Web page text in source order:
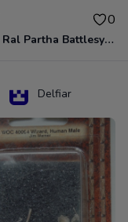
0
AD&D Ral Partha Battlesystem Villains/Forgotten Realms 11-955 Miniatures
Delfiar